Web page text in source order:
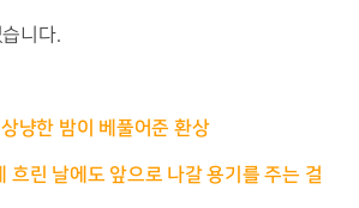
니다.
냥한 밤이 베풀어준 환상
흐린 날에도 앞으로 나갈 용기를 주는 걸